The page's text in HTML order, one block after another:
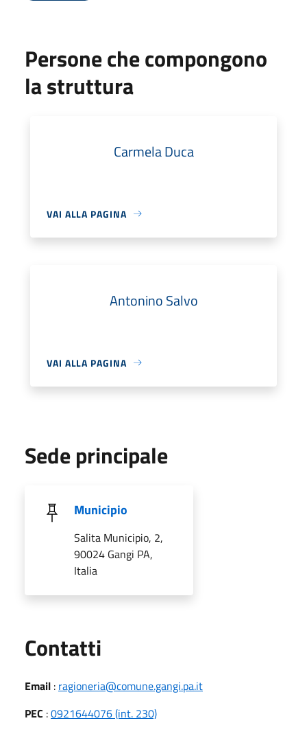
Persone che compongono
la struttura
Carmela Duca
VAI ALLA PAGINA
Antonino Salvo
VAI ALLA PAGINA
Sede principale
Municipio
Salita Municipio, 2,
90024 Gangi PA,
Italia
Contatti
Email : ragioneria@comune.gangi.pa.it
PEC :0921644076 (int. 230)